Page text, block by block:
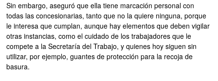
Sin embargo, aseguró que ella tiene marcación personal con
todas las concesionarias, tanto que no la quiere ninguna, porque
le interesa que cumplan, aunque hay elementos que deben vigilar
otras instancias, como el cuidado de los trabajadores que le
compete a la Secretaría del Trabajo, y quienes hoy siguen sin
utilizar, por ejemplo, guantes de protección para la recoja de
basura.